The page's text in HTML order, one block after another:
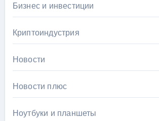
Бизнес и инвестиции
Криптоиндустрия
Новости
Новости плюс
Ноутбуки и планшеты